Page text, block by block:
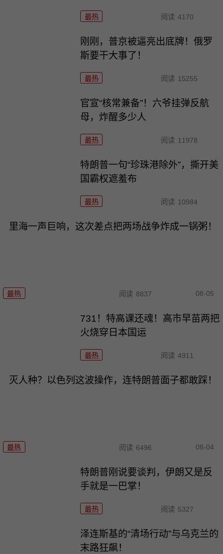
最热 阅读 4170
刚刚，普京被逼亮出底牌！俄罗
斯要干大事了！
最热 阅读 15255
官宣“核常兼备”！六爷挂弹反航
母，炸醒多少人
最热 阅读 11978
特朗普一句“珍珠港除外”，撕开美
国霸权遮羞布
最热 阅读 10984
里海一声巨响，这次差点把两场战争炸成一锅粥！
最热 阅读 8837 08-05
731！特高课还魂！高市早苗两把
火烧穿日本国运
最热 阅读 4911
灭人种？以色列这波操作，连特朗普面子都敢踩！
最热 阅读 6496 08-04
特朗普刚说要谈判，伊朗又是反
手就是一巴掌！
最热 阅读 5327
泽连斯基的“清场行动”与乌克兰的
末路狂飙！